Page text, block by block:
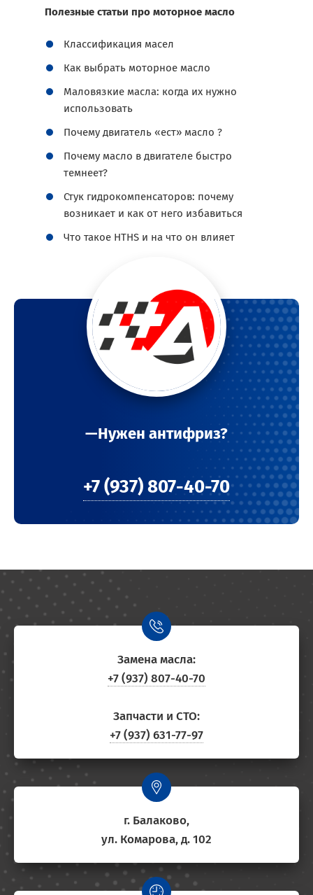
Полезные статьи про моторное масло
Классификация масел
Как выбрать моторное масло
Маловязкие масла: когда их нужно
использовать
Почему двигатель «ест» масло ?
Почему масло в двигателе быстро
темнеет?
Стук гидрокомпенсаторов: почему
возникает и как от него избавиться
Что такое HTHS и на что он влияет
—Нужен антифриз?
+7 (937) 807-40-70
Замена масла:
+7 (937) 807-40-70
Запчасти и СТО:
+7 (937) 631-77-97
г. Балаково,
ул. Комарова, д. 102